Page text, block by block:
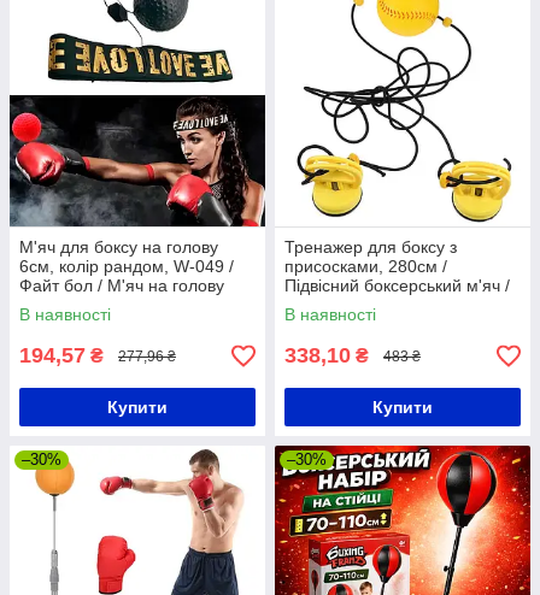
М'яч для боксу на голову
6см, колір рандом, W-049 /
Файт бол / М'яч на голову
для боксу
В наявності
194,57 ₴ 277,96 ₴
Купити
Тренажер для боксу з
присосками, 280см /
Підвісний боксерський м'яч /
Швидкісний м'яч для боксу
В наявності
338,10 ₴ 483 ₴
Купити
–30% –30%